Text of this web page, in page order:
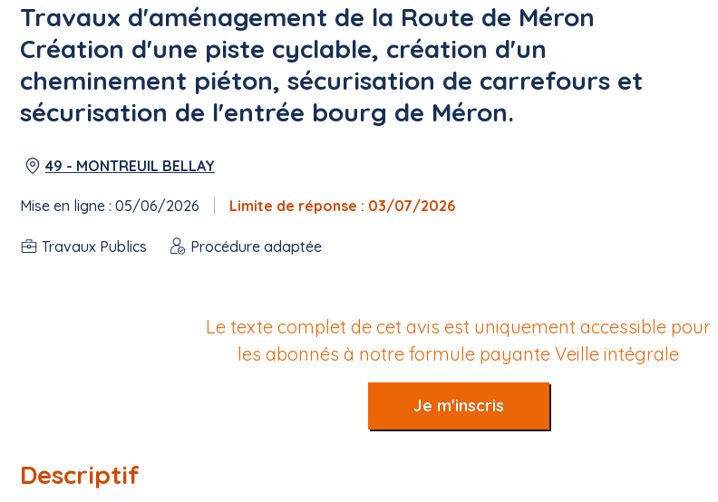
Travaux d'aménagement de la Route de Méron
Création d'une piste cyclable, création d'un
cheminement piéton, sécurisation de carrefours et
sécurisation de l'entrée bourg de Méron.
49 - MONTREUIL BELLAY
Mise en ligne : 05/06/2026 Limite de réponse : 03/07/2026
Travaux Publics Procédure adaptée
Le texte complet de cet avis est uniquement accessible pour
les abonnés à notre formule payante Veille intégrale
Je m'inscris
Descriptif